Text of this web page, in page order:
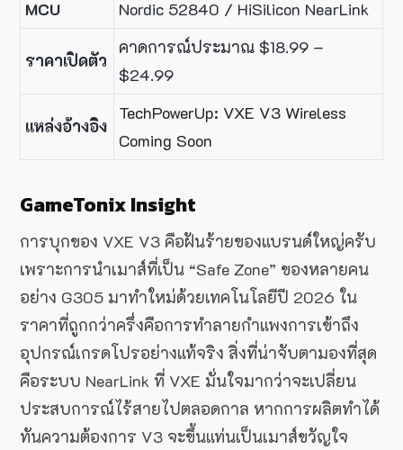
MCU
Nordic 52840 / HiSilicon NearLink
ราคาเปิดตัว
คาดการณ์ประมาณ $18.99 –
$24.99
แหล่งอ้างอิง
TechPowerUp: VXE V3 Wireless
Coming Soon
GameTonix Insight
การบุกของ VXE V3 คือฝันร้ายของแบรนด์ใหญ่ครับ
เพราะการนำเมาส์ที่เป็น “Safe Zone” ของหลายคน
อย่าง G305 มาทำใหม่ด้วยเทคโนโลยีปี 2026 ใน
ราคาที่ถูกกว่าครึ่งคือการทำลายกำแพงการเข้าถึง
อุปกรณ์เกรดโปรอย่างแท้จริง สิ่งที่น่าจับตามองที่สุด
คือระบบ NearLink ที่ VXE มั่นใจมากว่าจะเปลี่ยน
ประสบการณ์ไร้สายไปตลอดกาล หากการผลิตทำได้
ทันความต้องการ V3 จะขึ้นแท่นเป็นเมาส์ขวัญใจ